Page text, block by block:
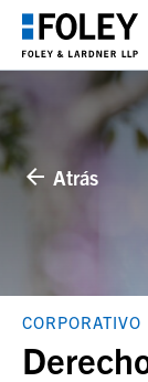
Atrás
CORPORATIVO